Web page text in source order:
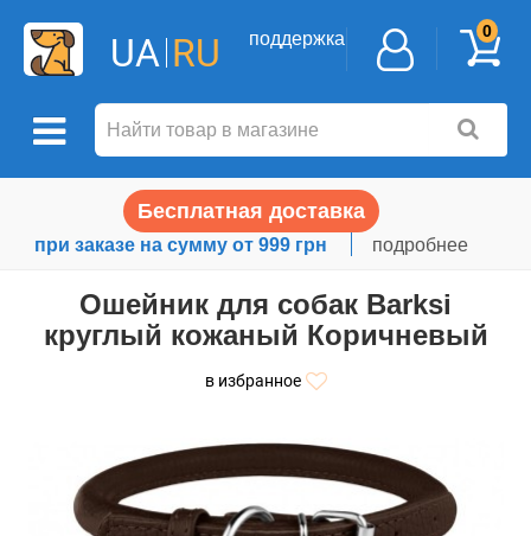
UA RU поддержка 0
Бесплатная доставка
при заказе на сумму от 999 грн подробнее
Ошейник для собак Barksi
круглый кожаный Коричневый
в избранное